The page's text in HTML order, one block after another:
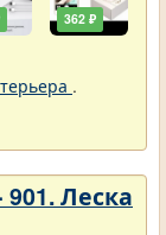
362 ₽
.
Леска